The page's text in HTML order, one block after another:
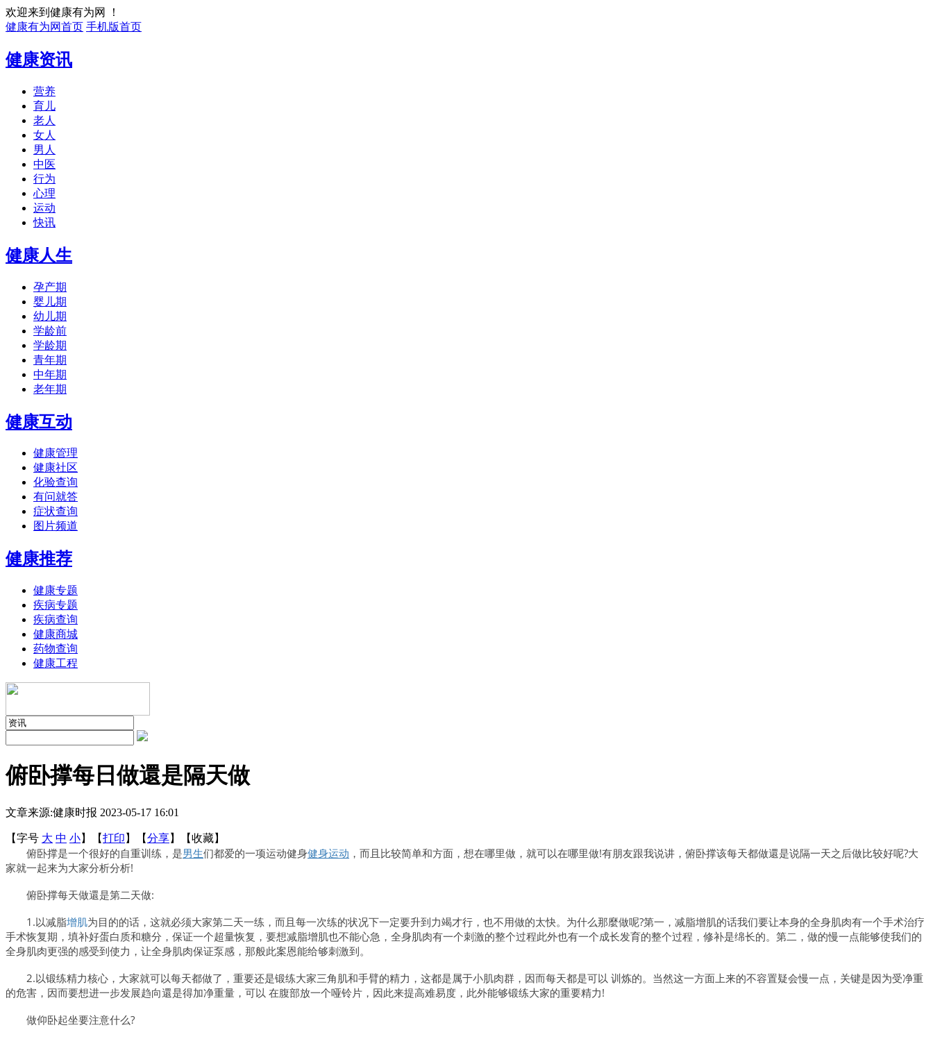
欢迎来到健康有为网 ！
健康有为网首页 手机版首页
健康资讯
营养
育儿
老人
女人
男人
中医
行为
心理
运动
快讯
健康人生
孕产期
婴儿期
幼儿期
学龄前
学龄期
青年期
中年期
老年期
健康互动
健康管理
健康社区
化验查询
有问就答
症状查询
图片频道
健康推荐
健康专题
疾病专题
疾病查询
健康商城
药物查询
健康工程
俯卧撑每日做還是隔天做
文章来源:健康时报 2023-05-17 16:01
【字号 大 中 小】 【打印 】 【分享】 【收藏】
俯卧撑是一个很好的自重训练，是男生们都爱的一项运动健身健身运动 ，而且比较简单和方面，想在哪里做，就可以在哪里做!有朋友跟我说讲，俯卧撑该每天都做還是说隔一天之后做比较好呢?大
家就一起来为大家分析分析!
俯卧撑每天做還是第二天做:
1.以减脂增肌为目的的话，这就必须大家第二天一练，而且每一次练的状况下一定要升到力竭才行，也不用做的太快。为什么那麼做呢?第一，减脂增肌的话我们要让本身的全身肌肉有一个手术治疗
手术恢复期，填补好蛋白质和糖分，保证一个超量恢复，要想减脂增肌也不能心急，全身肌肉有一个刺激的整个过程此外也有一个成长发育的整个过程，修补是绵长的。第二，做的慢一点能够使我们的
全身肌肉更强的感受到使力，让全身肌肉保证泵感，那般此案恩能给够刺激到。
2.以锻练精力核心，大家就可以每天都做了，重要还是锻练大家三角肌和手臂的精力，这都是属于小肌肉群，因而每天都是可以 训炼的。当然这一方面上来的不容置疑会慢一点，关键是因为受净重
的危害，因而要想进一步发展趋向還是得加净重量，可以 在腹部放一个哑铃片，因此来提高难易度，此外能够锻练大家的重要精力!
做仰卧起坐要注意什么?